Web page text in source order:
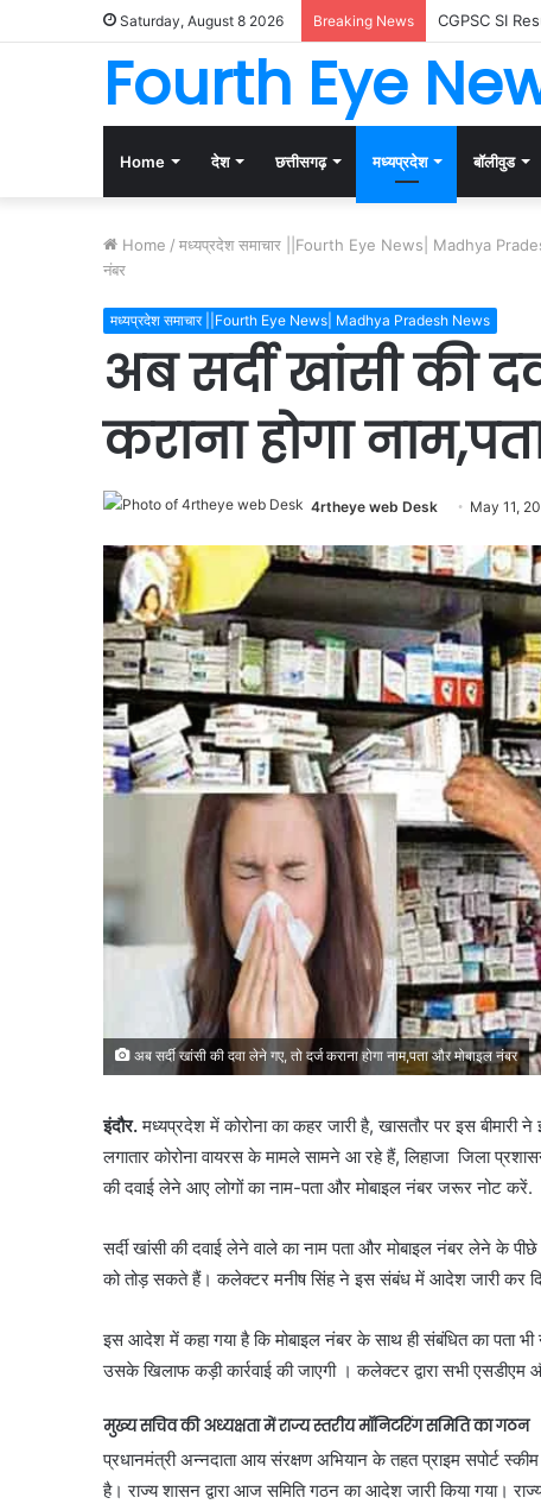
Saturday, August 8 2026 Breaking News ‘सावन शनिवार
Fourth Eye
Home देश छत्तीसगढ़ मध्यप्रदेश बॉलीवुड
Home / मध्यप्रदेश समाचार ||Fourth Eye News| Madhya
नंबर
मध्यप्रदेश समाचार ||Fourth Eye News| Madhya Pradesh News
अब सर्दी खांसी की
कराना होगा
4rtheye web Desk May 11,
अब सर्दी खांसी की दवा लेने गए, तो दर्ज कराना होगा नाम,पता और मोबाइल नंबर
इंदौर.मध्यप्रदेश में कोरोना का कहर जारी है, खासतौर पर इस
लगातार कोरोना वायरस के मामले सामने आ रहे हैं, लिहाजा जिला
की दवाई लेने आए लोगों का नाम-पता और मोबाइल नंबर जरूर नोट करें.
सर्दी खांसी की दवाई लेने वाले का नाम पता और मोबाइल नंबर लेने के
को तोड़ सकते हैं। कलेक्टर मनीष सिंह ने इस संबंध में आदेश जारी कर
इस आदेश में कहा गया है कि मोबाइल नंबर के साथ ही संबंधित का पता
उसके खिलाफ कड़ी कार्रवाई की जाएगी । कलेक्टर द्वारा सभी
मुख्य सचिव की अध्यक्षता में राज्य स्तरीय मॉनिटरिंग समिति का गठन
प्रधानमंत्री अन्नदाता आय संरक्षण अभियान के तहत प्राइम सपोर्ट
है। राज्य शासन द्वारा आज समिति गठन का आदेश जारी किया गया।